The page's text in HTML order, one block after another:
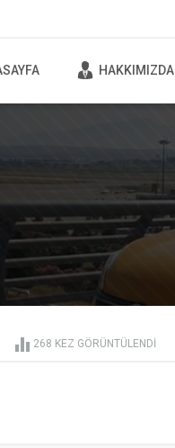
HAKKIMIZDA
268 KEZ GÖRÜNTÜLENDI